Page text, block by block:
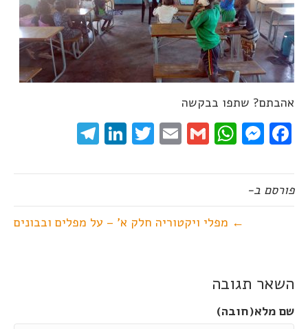
אהבתם? שתפו בבקשה
Facebook
Messenger
WhatsApp
Gmail
Email
Twitter
LinkedIn
פורסם ב-
← מפלי ויקטוריה חלק א' – על מפלים ובבונים
השאר תגובה
שם מלא(חובה)